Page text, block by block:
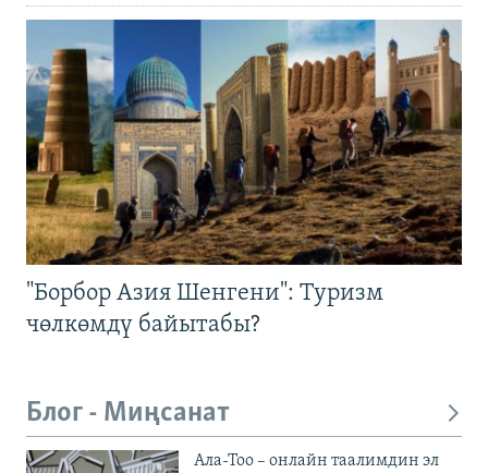
"Борбор Азия Шенгени": Туризм
чөлкөмдү байытабы?
Блог - Миңсанат
Ала-Тоо – онлайн таалимдин эл